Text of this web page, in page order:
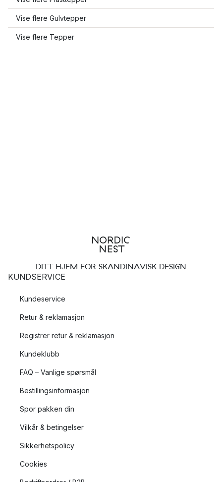
Vise flere Gulvtepper
Vise flere Tepper
DITT HJEM FOR SKANDINAVISK DESIGN
KUNDSERVICE
Kundeservice
Retur & reklamasjon
Registrer retur & reklamasjon
Kundeklubb
FAQ – Vanlige spørsmål
Bestillingsinformasjon
Spor pakken din
Vilkår & betingelser
Sikkerhetspolicy
Cookies